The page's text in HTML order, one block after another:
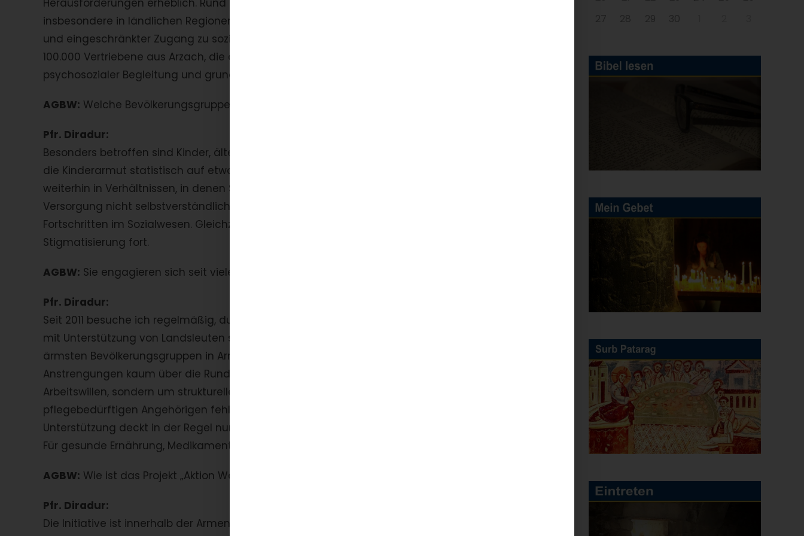
insbesondere in ländlichen Regionen wie Vayots Dzor, wo harte Winter, mangelhafte Infrastruktur
und eingeschränkter Zugang zu sozialen Diensten den Alltag prägen. Hinzu kommen über
100.000 Vertriebene aus Arzach, die dringend Unterstützung benötigen: Zugang zu Wohnraum,
psychosozialer Begleitung und grundlegender Versorgung.
AGBW: Welche Bevölkerungsgruppen sind besonders betroffen?
Pfr. Diradur:
Besonders betroffen sind Kinder, ältere Menschen sowie Menschen mit Behinderungen. Zwar ist
die Kinderarmut statistisch auf etwa 28 Prozent zurückgegangen, doch viele Familien leben
weiterhin in Verhältnissen, in denen Schulmaterial, angemessene Ernährung oder medizinische
Versorgung nicht selbstverständlich sind. Internationale Organisationen berichten von
Fortschritten im Sozialwesen. Gleichzeitig bestehen regionale Ungleichheiten und soziale
Stigmatisierung fort.
AGBW: Sie engagieren sich seit vielen Jahren persönlich in Armenien. Was erleben Sie vor Ort?
Pfr. Diradur:
Seit 2011 besuche ich regelmäßig, durch den Segen unseres Bischofs Serovpé Isakhanyan und
mit Unterstützung von Landsleuten sowie von Freundinnen und Freunden aus Deutschland, die
ärmsten Bevölkerungsgruppen in Armenien. Ich begegne Menschen, die trotz großer
Anstrengungen kaum über die Runden kommen. Es handelt sich nicht um fehlenden
Arbeitswillen, sondern um strukturelle Armut. Für alleinstehende Senioren oder Familien mit
pflegebedürftigen Angehörigen fehlen oft realistische Erwerbsmöglichkeiten. Die staatliche
Unterstützung deckt in der Regel nur die Grundkosten wie Strom, Heizung und Nebenkosten ab.
Für gesunde Ernährung, Medikamente oder ein menschenwürdiges Leben reicht sie nicht aus.
AGBW: Wie ist das Projekt „Aktion Weihnachtsfreude“ entstanden?
Pfr. Diradur:
Die Initiative ist innerhalb der Armenischen Gemeinde Baden-Württemberg entstanden, aus